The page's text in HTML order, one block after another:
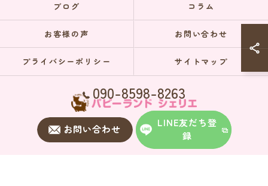
090-8598-8263
お問い合わせ
LINE友だち登
録
ブログ コラム
お客様の声 お問い合わせ
プライバシーポリシー サイトマップ
© 2026 埼玉のブリーダーならパピーランドシェリエ ALL RIGHTS RESERVED.